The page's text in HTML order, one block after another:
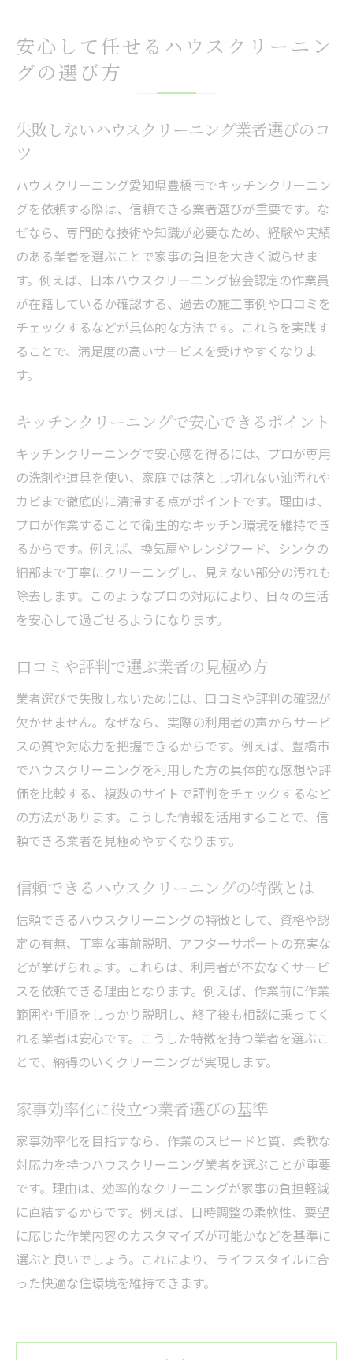
安心して任せるハウスクリーニン
グの選び方
失敗しないハウスクリーニング業者選びのコ
ツ
ハウスクリーニング愛知県豊橋市でキッチンクリーニン
グを依頼する際は、信頼できる業者選びが重要です。な
ぜなら、専門的な技術や知識が必要なため、経験や実績
のある業者を選ぶことで家事の負担を大きく減らせま
す。例えば、日本ハウスクリーニング協会認定の作業員
が在籍しているか確認する、過去の施工事例や口コミを
チェックするなどが具体的な方法です。これらを実践す
ることで、満足度の高いサービスを受けやすくなりま
す。
キッチンクリーニングで安心できるポイント
キッチンクリーニングで安心感を得るには、プロが専用
の洗剤や道具を使い、家庭では落とし切れない油汚れや
カビまで徹底的に清掃する点がポイントです。理由は、
プロが作業することで衛生的なキッチン環境を維持でき
るからです。例えば、換気扇やレンジフード、シンクの
細部まで丁寧にクリーニングし、見えない部分の汚れも
除去します。このようなプロの対応により、日々の生活
を安心して過ごせるようになります。
口コミや評判で選ぶ業者の見極め方
業者選びで失敗しないためには、口コミや評判の確認が
欠かせません。なぜなら、実際の利用者の声からサービ
スの質や対応力を把握できるからです。例えば、豊橋市
でハウスクリーニングを利用した方の具体的な感想や評
価を比較する、複数のサイトで評判をチェックするなど
の方法があります。こうした情報を活用することで、信
頼できる業者を見極めやすくなります。
信頼できるハウスクリーニングの特徴とは
信頼できるハウスクリーニングの特徴として、資格や認
定の有無、丁寧な事前説明、アフターサポートの充実な
どが挙げられます。これらは、利用者が不安なくサービ
スを依頼できる理由となります。例えば、作業前に作業
範囲や手順をしっかり説明し、終了後も相談に乗ってく
れる業者は安心です。こうした特徴を持つ業者を選ぶこ
とで、納得のいくクリーニングが実現します。
家事効率化に役立つ業者選びの基準
家事効率化を目指すなら、作業のスピードと質、柔軟な
対応力を持つハウスクリーニング業者を選ぶことが重要
です。理由は、効率的なクリーニングが家事の負担軽減
に直結するからです。例えば、日時調整の柔軟性、要望
に応じた作業内容のカスタマイズが可能かなどを基準に
選ぶと良いでしょう。これにより、ライフスタイルに合
った快適な住環境を維持できます。